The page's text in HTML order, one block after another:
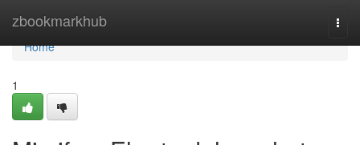
zbookmarkhub
Home
Home
1